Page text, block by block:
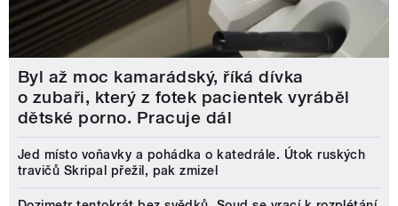
Byl až moc kamarádský, říká dívka
o zubaři, který z fotek pacientek vyráběl
dětské porno. Pracuje dál
Jed místo voňavky a pohádka o katedrále. Útok ruských
travičů Skripal přežil, pak zmizel